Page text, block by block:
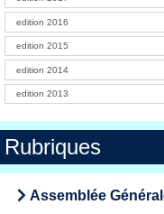
Rubriques
Assemblée